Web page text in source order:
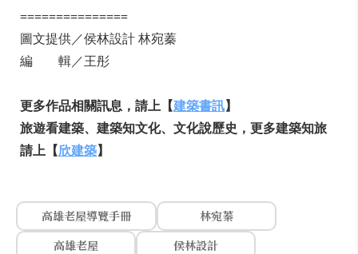
===============
圖文提供／侯林設計 林宛蓁
編 輯／王彤
更多作品相關訊息，請上【建築書訊】
旅遊看建築、建築知文化、文化說歷史，更多建築知旅
請上【欣建築】
高雄老屋導覽手冊
林宛蓁
高雄老屋
侯林設計